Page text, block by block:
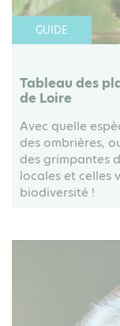
GUIDE
Tableau des
de Loire
Avec quelle
des ombrières,
des grimpantes
locales et celles
biodiversité !